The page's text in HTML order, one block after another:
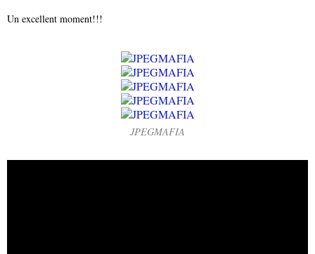
Un excellent moment!!!
JPEGMAFIA